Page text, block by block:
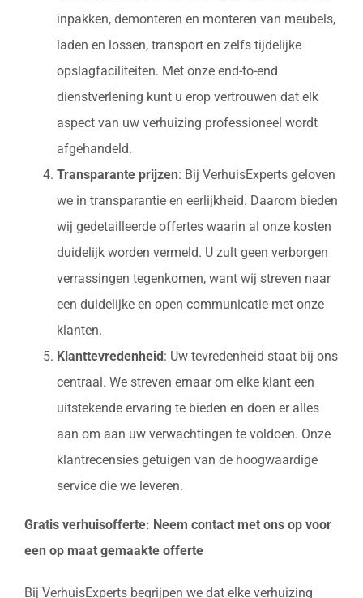
inpakken, demonteren en monteren van meubels,
laden en lossen, transport en zelfs tijdelijke
opslagfaciliteiten. Met onze end-to-end
dienstverlening kunt u erop vertrouwen dat elk
aspect van uw verhuizing professioneel wordt
afgehandeld.
Transparante prijzen: Bij VerhuisExperts geloven
we in transparantie en eerlijkheid. Daarom bieden
wij gedetailleerde offertes waarin al onze kosten
duidelijk worden vermeld. U zult geen verborgen
verrassingen tegenkomen, want wij streven naar
een duidelijke en open communicatie met onze
klanten.
Klanttevredenheid : Uw tevredenheid staat bij ons
centraal. We streven ernaar om elke klant een
uitstekende ervaring te bieden en doen er alles
aan om aan uw verwachtingen te voldoen. Onze
klantrecensies getuigen van de hoogwaardige
service die we leveren.
Gratis verhuisofferte: Neem contact met ons op voor
een op maat gemaakte offerte
Bij VerhuisExperts begrijpen we dat elke verhuizing